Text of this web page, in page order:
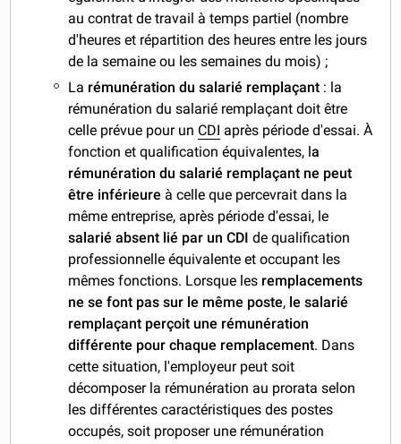
au contrat de travail à temps partiel (nombre
d'heures et répartition des heures entre les jours
de la semaine ou les semaines du mois) ;
La rémunération du salarié remplaçant : la
rémunération du salarié remplaçant doit être
celle prévue pour un CDI après période d'essai. À
fonction et qualification équivalentes, la
rémunération du salarié remplaçant ne peut
être inférieure à celle que percevrait dans la
même entreprise, après période d'essai, le
salarié absent lié par un CDIde qualification
professionnelle équivalente et occupant les
mêmes fonctions. Lorsque les remplacements
ne se font pas sur le même poste, le salarié
remplaçant perçoit une rémunération
différente pour chaque remplacement. Dans
cette situation, l'employeur peut soit
décomposer la rémunération au prorata selon
les différentes caractéristiques des postes
occupés, soit proposer une rémunération